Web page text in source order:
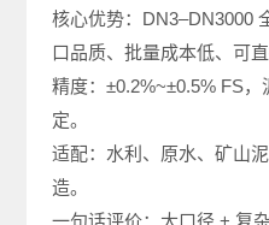
核心优势：DN3–DN3000
口品质、批量成本低、可直
精度：±0.2%~±0.5% FS
定。
适配：水利、原水、矿山
造。
一句话评价：大口径 + 复